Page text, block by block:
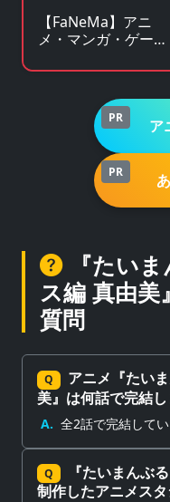
【FaNeMa】アニ
メ・マンガ・ゲーム
ズを皆様にお届けし
PR ア
PR
『たい
ス編 真由美
質問
Q
アニメ『たい
美』は何話で完結
A. 全2話で完結してい
Q
『たいまんぶ
制作したアニメス